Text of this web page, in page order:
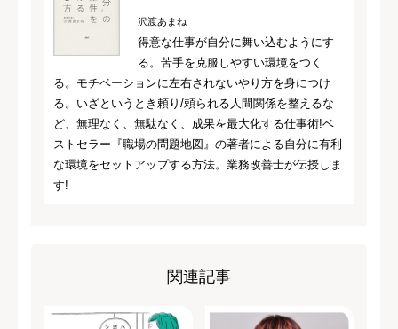
沢渡あまね
得意な仕事が自分に舞い込むようにす
る。苦手を克服しやすい環境をつく
る。モチベーションに左右されないやり方を身につけ
る。いざというとき頼り/頼られる人間関係を整えるな
ど、無理なく、無駄なく、成果を最大化する仕事術!ベ
ストセラー『職場の問題地図』の著者による自分に有利
な環境をセットアップする方法。業務改善士が伝授しま
す!
関連記事